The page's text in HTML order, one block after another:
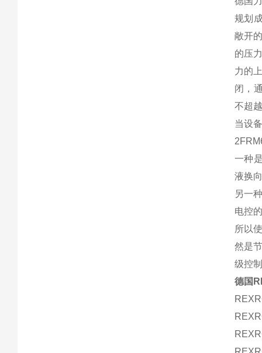
规划
敞开
的压
力的
闭，
不超
当设
一种
液换
另一
电控
所以
然是
级控
德国